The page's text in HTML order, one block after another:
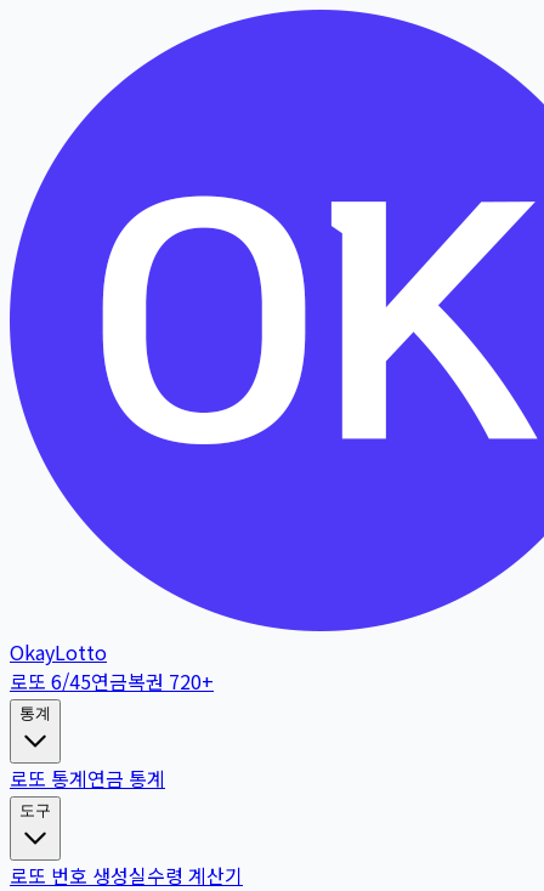
OkayLotto
로또 6/45연금복권 720+
통계
로또 통계연금 통계
도구
로또 번호 생성실수령 계산기